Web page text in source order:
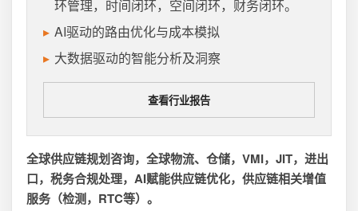
全球供应链规划咨询，全球物流、仓储，VMI，JIT，进出
口，税务合规处理，AI赋能供应链优化，供应链相关增值
服务（检测，RTC等）。
环管理，时间闭环，空间闭环，财务闭环。
AI驱动的路由优化与成本模拟
大数据驱动的智能分析及洞察
查看行业报告